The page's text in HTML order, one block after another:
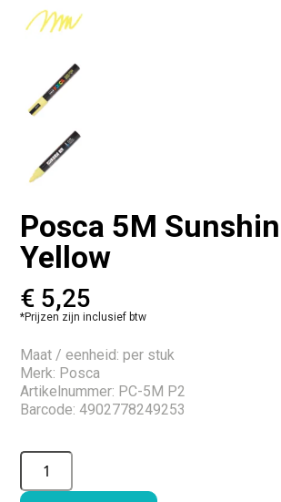
Posca 5M
Yellow
€ 5,25
*Prijzen zijn inclusief btw
Maat / eenheid: per stuk
Merk: Posca
Artikelnummer: PC-5M P2
Barcode: 4902778249253